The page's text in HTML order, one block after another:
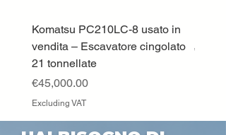
Komatsu PC210LC-8 usato in
vendita – Escavatore cingolato
21 tonnellate
Price
€45,000.00
Excluding VAT
Price